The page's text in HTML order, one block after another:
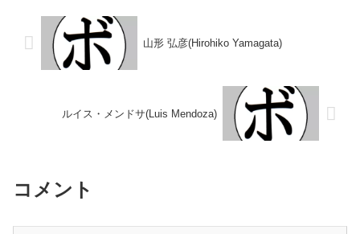
ーナショナルスーパーウ...
山形 弘彦(Hirohiko Yamagata)
ルイス・メンドサ(Luis Mendoza)
コメント